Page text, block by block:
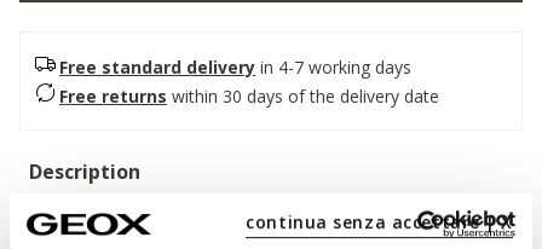
continua senza accettare | X
Free standard delivery in 4-7 working days
Free returns within 30 days of the delivery date
Description
Women's slingback ballerina flats with a contemporary design
and refined charm. In this classic black version, they feature a